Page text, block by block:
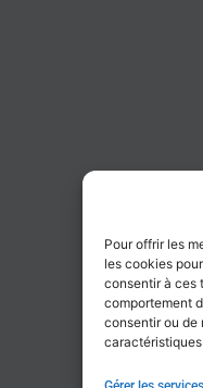
Pour offrir les
les cookies
consentir à ces
comportement
consentir ou de